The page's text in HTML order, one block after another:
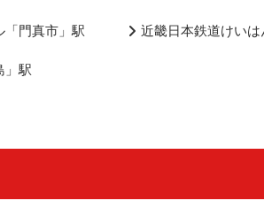
「門真市」駅 近畿日本鉄道けい
」駅